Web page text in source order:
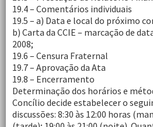
19.4 – Comentários individuais
19.5 – a) Data e local do próximo
b) Carta da CCIE – marcação de
2008;
19.6 – Censura Fraternal
19.7 – Aprovação da Ata
19.8 – Encerramento
Determinação dos horários e
Concílio decide estabelecer o
discussões: 8:30 às 12:00 horas